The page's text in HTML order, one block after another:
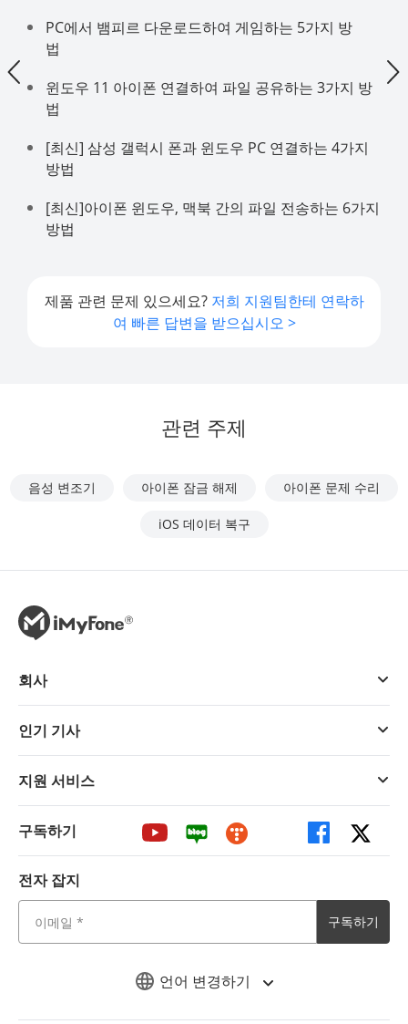
PC에서 뱀피르 다운로드하여 게임하는 5가지 방
법
윈도우 11 아이폰 연결하여 파일 공유하는 3가지 방
법
[최신] 삼성 갤럭시 폰과 윈도우 PC 연결하는 4가지
방법
[최신]아이폰 윈도우, 맥북 간의 파일 전송하는 6가지
방법
제품 관련 문제 있으세요? 저희 지원팀한테 연락하
여 빠른 답변을 받으십시오 >
관련 주제
음성 변조기 아이폰 잠금 해제 아이폰 문제 수리
iOS 데이터 복구
언어 변경하기
회사
인기 기사
지원 서비스
구독하기
전자 잡지
구독하기